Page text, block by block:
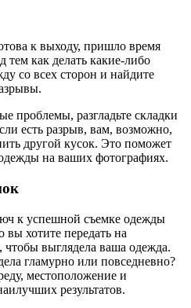
к выходу, пришло время
тем как делать какие-либо
со всех сторон и найдите
проблемы, разгладьте складки
есть разрыв, вам, возможно,
другой кусок. Это поможет
на ваших фотографиях.
к успешной съемке одежды
хотите передать на
выглядела ваша одежда.
гламурно или повседневно?
местоположение и
результатов.